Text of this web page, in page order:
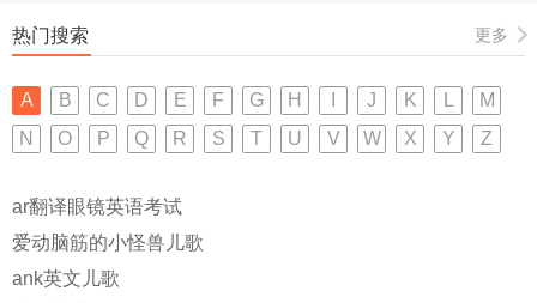
热门搜索 更多
A B C D E F G H J K
M
N
O P Q R S T U V W X Y Z
ar翻译眼镜英语考试
爱动脑筋的小怪兽儿歌
ank英文儿歌